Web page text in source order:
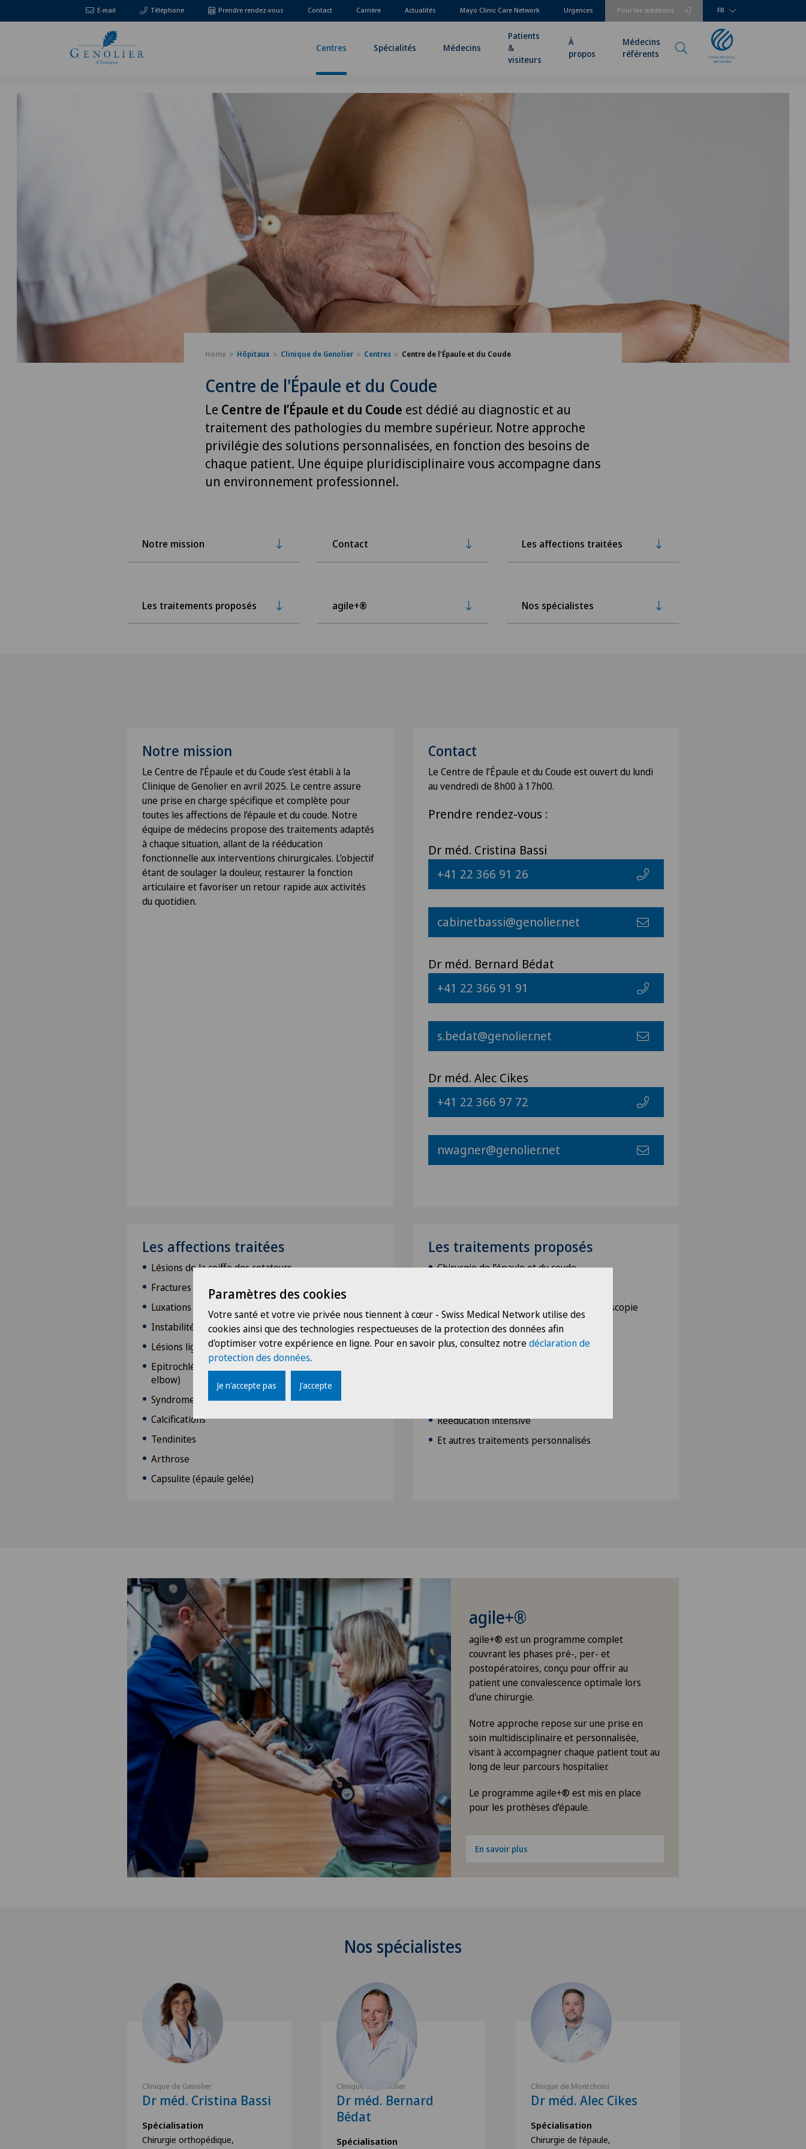
E-mail Téléphone Pour les médecins
Prendre rendez-vous Contact Carrière Actualités Mayo Clinic Care Network Urgences FR
Centres Spécialités Médecins
Patients
&
visiteurs
À
propos
Médecins
référents
Home Hôpitaux Clinique de Genolier Centres Centre de l'Épaule et du Coude
Centre de l'Épaule et du Coude
Le Centre de l’Épaule et du Coude est dédié au diagnostic et au
traitement des pathologies du membre supérieur. Notre approche
privilégie des solutions personnalisées, en fonction des besoins de
chaque patient. Une équipe pluridisciplinaire vous accompagne dans
un environnement professionnel.
Notre mission Contact Les affections traitées
Les traitements proposés agile+® Nos spécialistes
Notre mission
Le Centre de l’Épaule et du Coude s’est établi à la
Clinique de Genolier en avril 2025. Le centre assure
une prise en charge spécifique et complète pour
toutes les affections de l’épaule et du coude. Notre
équipe de médecins propose des traitements adaptés
à chaque situation, allant de la rééducation
fonctionnelle aux interventions chirurgicales. L’objectif
étant de soulager la douleur, restaurer la fonction
articulaire et favoriser un retour rapide aux activités
du quotidien.
Contact
Le Centre de l’Épaule et du Coude est ouvert du lundi
au vendredi de 8h00 à 17h00.
Prendre rendez-vous :
Dr méd. Cristina Bassi
+41 22 366 91 26
cabinetbassi@genolier.net
Dr méd. Bernard Bédat
+41 22 366 91 91
s.bedat@genolier.net
Dr méd. Alec Cikes
+41 22 366 97 72
nwagner@genolier.net
Les affections traitées
Lésions de la coiffe des rotateurs
Fractures (épaule et coude)
Luxations
Instabilité chronique de l’épaule et du coude
Lésions ligamentaires de l'épaule et du coude
Epitrochléite médiale et latérale (golf elbow / tennis
elbow)
Syndrome du tunnel cubital
Calcifications
Tendinites
Arthrose
Capsulite (épaule gelée)
Les traitements proposés
Chirurgie de l’épaule et du coude
Chirurgie minimalement invasive, arthroscopie
Thérapies manuelles (physiothérapie
ergothérapie …)
Rééducation intensive
Et autres traitements personnalisés
agile+®
agile+® est un programme complet
couvrant les phases pré-, per- et
postopératoires, conçu pour offrir au
patient une convalescence optimale lors
d'une chirurgie.
Notre approche repose sur une prise en
soin multidisciplinaire et personnalisée,
visant à accompagner chaque patient tout au
long de leur parcours hospitalier.
Le programme agile+® est mis en place
pour les prothèses d’épaule.
En savoir plus
Nos spécialistes
Clinique de Genolier
Dr méd. Cristina Bassi
Spécialisation
Chirurgie orthopédique,
Clinique de Genolier
Dr méd. Bernard
Bédat
Spécialisation
Clinique de Montchoisi
Dr méd. Alec Cikes
Spécialisation
Chirurgie de l’épaule,
Paramètres des cookies
Votre santé et votre vie privée nous tiennent à cœur - Swiss Medical Network utilise des
cookies ainsi que des technologies respectueuses de la protection des données afin
d'optimiser votre expérience en ligne. Pour en savoir plus, consultez notredéclaration de
protection des données.
Je n'accepte pas J'accepte